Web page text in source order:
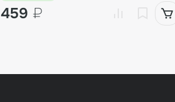
459 ₽